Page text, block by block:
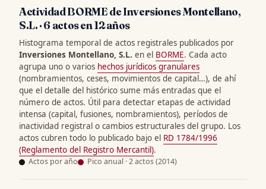
Actividad BORME de Inversiones Montellano,
S.L. · 6 actos en 12 años
Histograma temporal de actos registrales publicados por
Inversiones Montellano, S.L. en el BORME. Cada acto
agrupa uno o varios hechos jurídicos granulares
(nombramientos, ceses, movimientos de capital…), de ahí
que el detalle del histórico sume más entradas que el
número de actos. Útil para detectar etapas de actividad
intensa (capital, fusiones, nombramientos), períodos de
inactividad registral o cambios estructurales del grupo. Los
actos cubren todo lo publicado bajo el RD 1784/1996
(Reglamento del Registro Mercantil).
Actos por año Pico anual · 2 actos (2014)